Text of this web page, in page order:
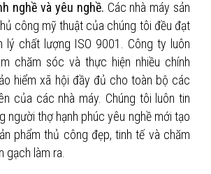
nghề và yêu nghề. Các nhà máy sản
công mỹ thuật của chúng tôi đều đạt
lý chất lượng ISO 9001. Công ty luôn
chăm sóc và thực hiện nhiều chính
hiểm xã hội đầy đủ cho toàn bộ các
của các nhà máy. Chúng tôi luôn tin
người thợ hạnh phúc yêu nghề mới tạo
phẩm thủ công đẹp, tinh tế và chăm
gạch làm ra.